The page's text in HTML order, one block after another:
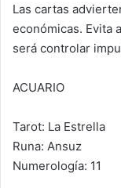
Las cartas
económicas. Evita
será controlar
ACUARIO
Tarot: La Estrella
Runa: Ansuz
Numerología: 11